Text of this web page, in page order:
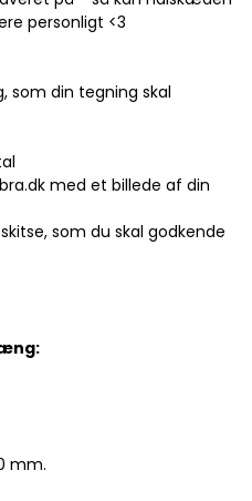
personligt <3
som din tegning skal
med et billede af din
som du skal godkende
mm.